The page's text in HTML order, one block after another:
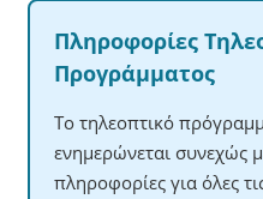
Πληροφορίες
Προγράμματος
Το τηλεοπτικό
ενημερώνεται συνεχώς
πληροφορίες για όλες